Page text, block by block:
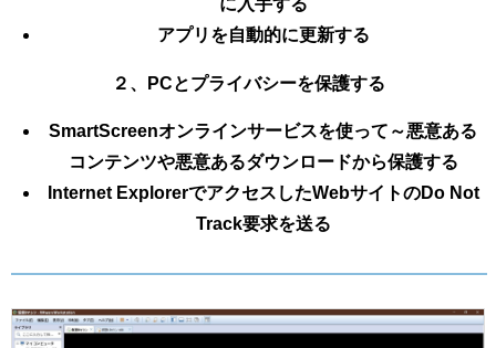
に入手する
アプリを自動的に更新する
２、PCとプライバシーを保護する
SmartScreenオンラインサービスを使って～悪意ある
コンテンツや悪意あるダウンロードから保護する
Internet ExplorerでアクセスしたWebサイトのDo Not
Track要求を送る